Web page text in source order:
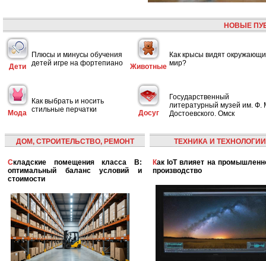
НОВЫЕ
Дети
Плюсы и минусы обучения
детей игре на фортепиано
Животные
Как крысы видят
мир?
Мода
Как выбрать и носить
стильные перчатки
Досуг
Государственный
литературный музей им. Ф.
Достоевского. Омск
ДОМ, СТРОИТЕЛЬСТВО, РЕМОНТ
Складские помещения класса B:
оптимальный баланс условий и
стоимости
ТЕХНИКА И ТЕХНОЛОГИИ
Как IoT влияет на промышленность и
производство